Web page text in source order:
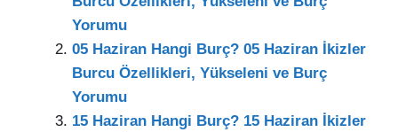
Yorumu
05 Haziran Hangi Burç? 05 Haziran İkizler
Burcu Özellikleri, Yükseleni ve Burç
Yorumu
15 Haziran Hangi Burç? 15 Haziran İkizler